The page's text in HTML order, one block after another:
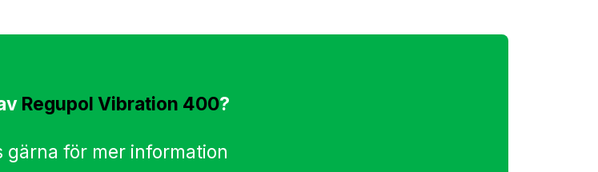
Regupol Vibration 400?
gärna för mer information